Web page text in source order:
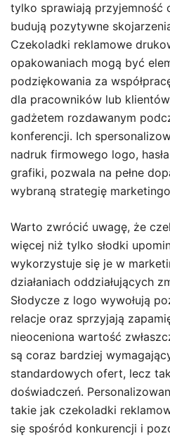
tylko sprawiają przyjemność
budują pozytywne
Czekoladki reklamowe
opakowaniach mogą być
podziękowania za
dla pracowników lub
gadżetem rozdawanym
konferencji. Ich
nadruk firmowego logo,
grafiki, pozwala na pełne
wybraną strategię
Warto zwrócić uwagę, że
więcej niż tylko słodki
wykorzystuje się je w
działaniach oddziałujących
Słodycze z logo wywołują
relacje oraz sprzyjają
nieoceniona wartość
są coraz bardziej
standardowych ofert, lecz
doświadczeń.
takie jak czekoladki
się spośród konkurencji i